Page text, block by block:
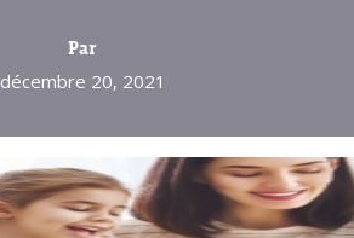
Par
décembre 20, 2021